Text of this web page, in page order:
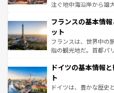
できる。朝目覚めてか
なお、新着のイタリア
しい。
注ぐ地中海沿岸から雄
文化が根付くこの国で
れる闘牛、そして美味
る。首都マドリードの
アートに溢れた街角か
せる。地方によって風
ンテンツ一覧 を参照し
フランスの基本情
ット
フランスは、世界中の
指の観光地だ。首都パ
で、幅広い魅力が詰ま
聖堂、美しいビーチ、
から魅了する。また、
ドイツの基本情報
ト
ドイツは、豊かな歴史